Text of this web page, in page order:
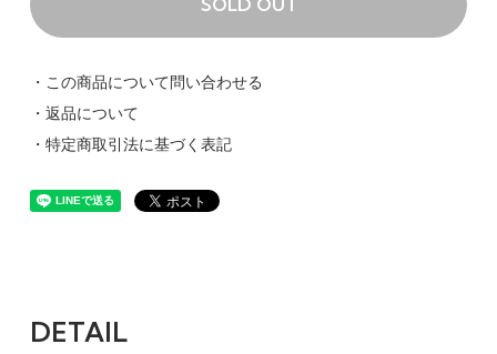
・この商品について問い合わせる
・返品について
・特定商取引法に基づく表記
DETAIL